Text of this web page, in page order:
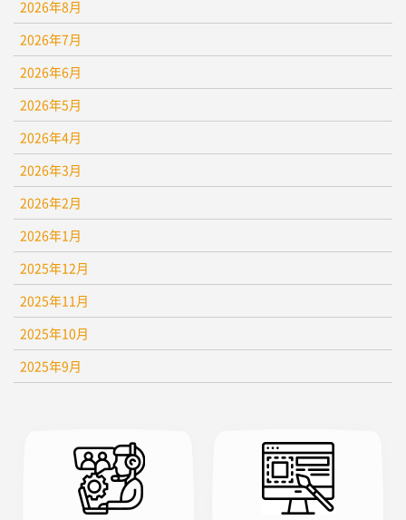
2026年8月
2026年7月
2026年6月
2026年5月
2026年4月
2026年3月
2026年2月
2026年1月
2025年12月
2025年11月
2025年10月
2025年9月